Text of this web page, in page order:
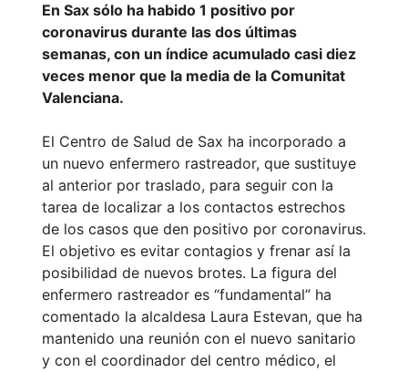
En Sax sólo ha habido 1 positivo por
coronavirus durante las dos últimas
semanas, con un índice acumulado casi diez
veces menor que la media de la Comunitat
Valenciana.
El Centro de Salud de Sax ha incorporado a
un nuevo enfermero rastreador, que sustituye
al anterior por traslado, para seguir con la
tarea de localizar a los contactos estrechos
de los casos que den positivo por coronavirus.
El objetivo es evitar contagios y frenar así la
posibilidad de nuevos brotes. La figura del
enfermero rastreador es “fundamental” ha
comentado la alcaldesa Laura Estevan, que ha
mantenido una reunión con el nuevo sanitario
y con el coordinador del centro médico, el